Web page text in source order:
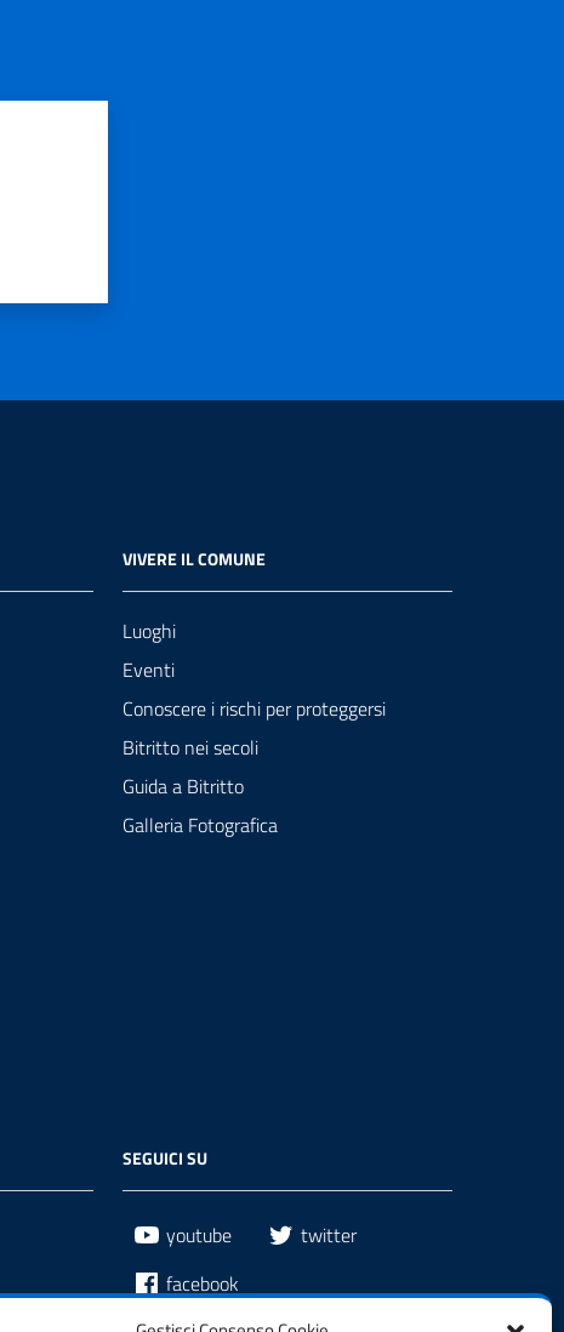
VIVERE IL COMUNE
Luoghi
Eventi
Conoscere i rischi per proteggersi
Bitritto nei secoli
Guida a Bitritto
Galleria Fotografica
SEGUICI SU
youtube
twitter
facebook